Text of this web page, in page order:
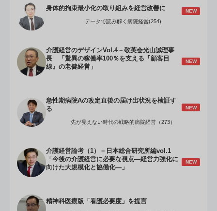
身体的拘束最小化の取り組みを経営改善に NEW
データで読み解く病院経営(254)
介護経営のデザインVol.4－敬英会光山誠理事
長 「驚異の稼働率100％を支える『顧客目
線』の老健経営」
NEW
急性期病院Aの改定直後の届け出状況を検証す
る
NEW
先が見えない時代の戦略的病院経営（273）
介護経営論考（1）－日本総合研究所編vol.1
「今後の介護経営に必要な視点―経営力強化に
向けた大規模化と協働化―」
NEW
精神科医療版「看護必要度」を提言